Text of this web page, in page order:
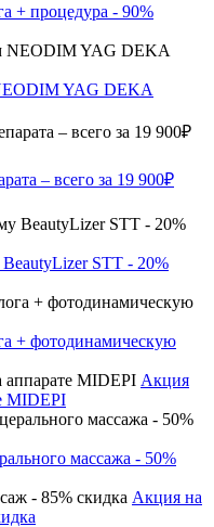
+ процедура - 90%
YAG DEKA
– всего за 19 900₽
STT - 20%
+ фотодинамическую
Акция
MIDEPI
массажа - 50%
Акция на